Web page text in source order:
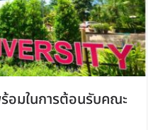
อมในการต้อนรับคณะ